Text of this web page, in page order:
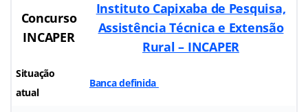
Concurso
INCAPER
Instituto Capixaba de Pesquisa,
Assistência Técnica e Extensão
Rural – INCAPER
Situação
atual
Banca definida